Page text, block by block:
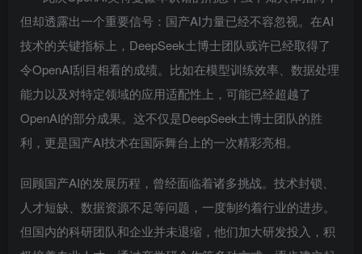
但却透露出一个重要信号：国产AI力量已经不容忽视。在AI
技术的关键指标上，DeepSeek土博士团队或许已经取得了
令OpenAI刮目相看的成绩。比如在模型训练效率、数据处理
能力以及对特定领域的应用适配性上，可能已经超越了
OpenAI的部分成果。这不仅是DeepSeek土博士团队的胜
利，更是国产AI技术在国际舞台上的一次精彩亮相。
回顾国产AI的发展历程，曾经面临着诸多挑战。技术封锁、
人才短缺、数据资源不足等问题，一度制约着行业的进步。
但国内的科研团队和企业并未退缩，他们加大研发投入，积